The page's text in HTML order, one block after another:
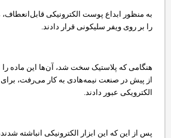
به منظور ابداع پوست الکترونیکی قابل‌انعطاف،
را بر روی ویفر سلیکونی قرار دادند.
هنگامی که پلاستیک سخت شد، آن‌ها این ماده را
از پیش در صنعت نیمه‌هادی به کار می‌رفت، برای
الکترویکی عبور دادند.
پس از این که این ابزار الکترونیکی انباشته